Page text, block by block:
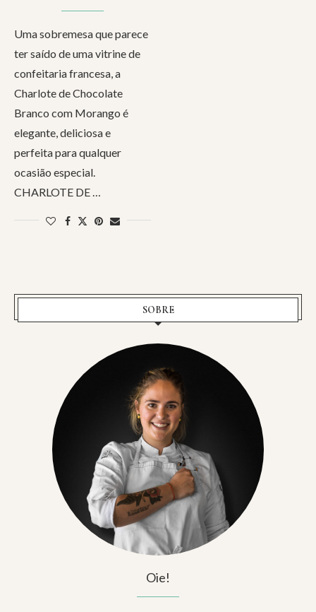
Uma sobremesa que parece
ter saído de uma vitrine de
confeitaria francesa, a
Charlote de Chocolate
Branco com Morango é
elegante, deliciosa e
perfeita para qualquer
ocasião especial.
CHARLOTE DE …
SOBRE
Oie!